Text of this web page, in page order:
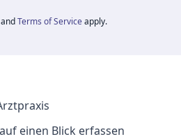
and Terms of Service apply.
auf einen Blick erfassen